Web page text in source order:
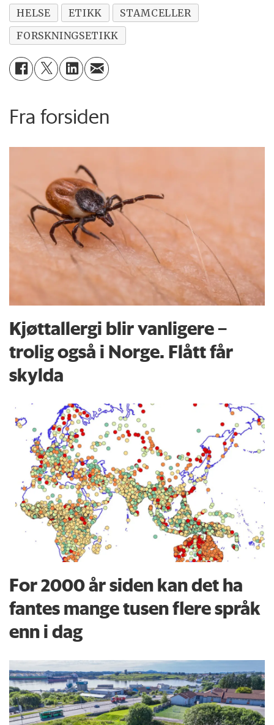
HELSE ETIKK
STAMCELLER
FORSKNINGSETIKK
Fra forsiden
Kjøttallergi blir vanligere –
trolig også i Norge. Flått får
skylda
For 2000 år siden kan det ha
fantes mange tusen flere språk
enn i dag